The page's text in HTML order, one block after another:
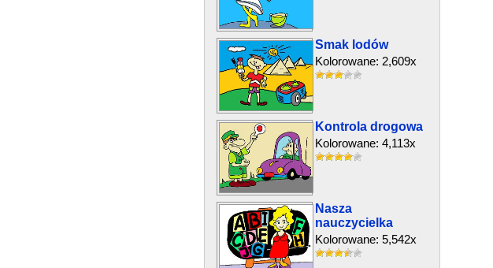
Smak lodów
Kolorowane: 2,609x
Kontrola drogowa
Kolorowane: 4,113x
Nasza
nauczycielka
Kolorowane: 5,542x